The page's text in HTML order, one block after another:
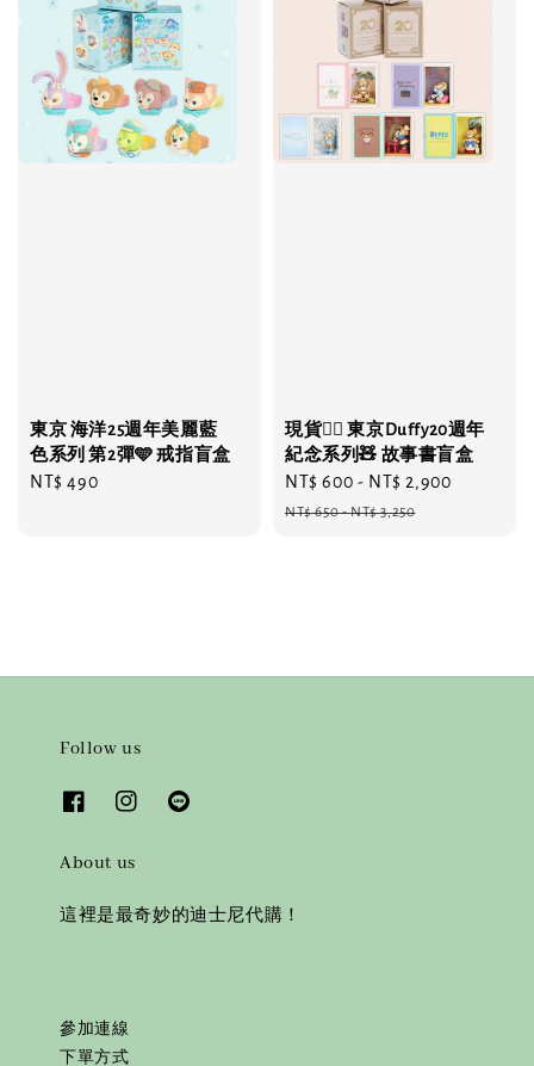
東京 海洋25週年美麗藍
色系列 第2彈🩵 戒指盲盒
Regular
NT$ 490
現貨❤️‍🔥 東京Duffy20週年
紀念系列🧸 故事書盲盒
Sale
price
NT$ 600 - NT$ 2,900
NT$ 650-NT$ 3,250
Follow us
About us
這裡是最奇妙的迪士尼代購！
參加連線
下單方式